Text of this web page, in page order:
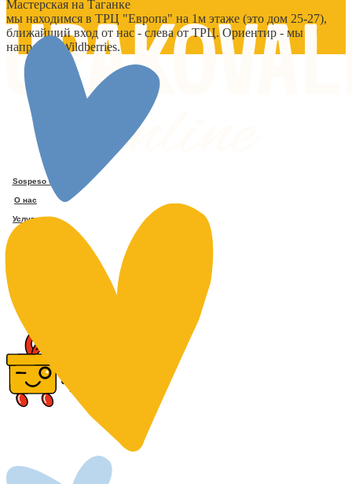
help@upakovali.online
Sospeso wrap
О нас
Услуги
Мастерская на Таганке
мы находимся в ТРЦ "Европа" на 1м этаже (это дом 25-27),
ближайший вход от нас - слева от ТРЦ. Ориентир - мы
напротив Wildberries.